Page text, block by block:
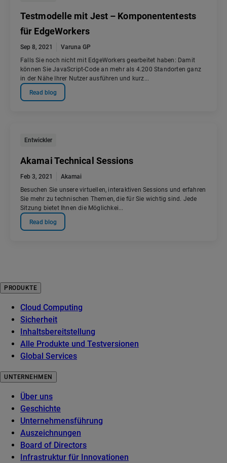
Testmodelle mit Jest – Komponententests
für EdgeWorkers
Sep 8, 2021
Varuna GP
Falls Sie noch nicht mit EdgeWorkers gearbeitet haben: Damit
können Sie JavaScript-Code an mehr als 4.200 Standorten ganz
in der Nähe Ihrer Nutzer ausführen und kurz...
Read blog
Entwickler
Akamai Technical Sessions
Feb 3, 2021
Akamai
Besuchen Sie unsere virtuellen, interaktiven Sessions und erfahren
Sie mehr zu technischen Themen, die für Sie wichtig sind. Jede
Sitzung bietet Ihnen die Möglichkei...
Read blog
PRODUKTE
Cloud Computing
Sicherheit
Inhaltsbereitstellung
Alle Produkte und Testversionen
Global Services
UNTERNEHMEN
Über uns
Geschichte
Unternehmensführung
Auszeichnungen
Board of Directors
Infrastruktur für Innovationen